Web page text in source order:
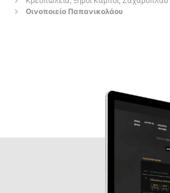
Οινοποιείο Παπανικολάου